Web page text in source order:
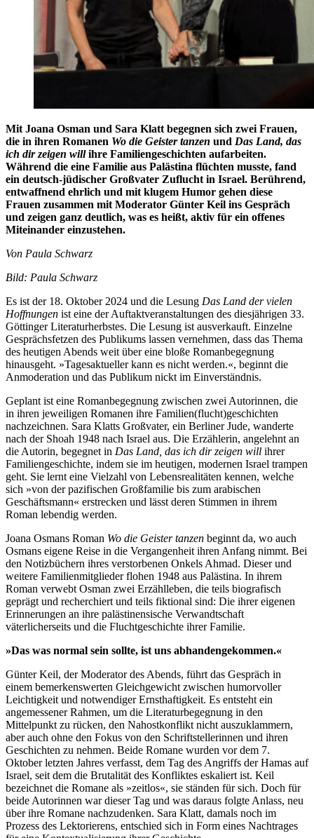
Mit Joana Osman und Sara Klatt begegnen sich zwei Frauen,
die in ihren Romanen Wo die Geister tanzen und Das Land, das
ich dir zeigen willihre Familiengeschichten aufarbeiten.
Während die eine Familie aus Palästina flüchten musste, fand
ein deutsch-jüdischer Großvater Zuflucht in Israel. Berührend,
entwaffnend ehrlich und mit klugem Humor gehen diese
Frauen zusammen mit Moderator Günter Keil ins Gespräch
und zeigen ganz deutlich, was es heißt, aktiv für ein offenes
Miteinander einzustehen.
Von Paula Schwarz
Bild: Paula Schwarz
Es ist der 18. Oktober 2024 und die Lesung Das Land der vielen
Hoffnungen ist eine der Auftaktveranstaltungen des diesjährigen 33.
Göttinger Literaturherbstes. Die Lesung ist ausverkauft. Einzelne
Gesprächsfetzen des Publikums lassen vernehmen, dass das Thema
des heutigen Abends weit über eine bloße Romanbegegnung
hinausgeht. »Tagesaktueller kann es nicht werden.«, beginnt die
Anmoderation und das Publikum nickt im Einverständnis.
Geplant ist eine Romanbegegnung zwischen zwei Autorinnen, die
in ihren jeweiligen Romanen ihre Familien(flucht)geschichten
nachzeichnen. Sara Klatts Großvater, ein Berliner Jude, wanderte
nach der Shoah 1948 nach Israel aus. Die Erzählerin, angelehnt an
die Autorin, begegnet in Das Land, das ich dir zeigen will ihrer
Familiengeschichte, indem sie im heutigen, modernen Israel trampen
geht. Sie lernt eine Vielzahl von Lebensrealitäten kennen, welche
sich »von der pazifischen Großfamilie bis zum arabischen
Geschäftsmann« erstrecken und lässt deren Stimmen in ihrem
Roman lebendig werden.
Joana Osmans Roman Wo die Geister tanzen beginnt da, wo auch
Osmans eigene Reise in die Vergangenheit ihren Anfang nimmt. Bei
den Notizbüchern ihres verstorbenen Onkels Ahmad. Dieser und
weitere Familienmitglieder flohen 1948 aus Palästina. In ihrem
Roman verwebt Osman zwei Erzählleben, die teils biografisch
geprägt und recherchiert und teils fiktional sind: Die ihrer eigenen
Erinnerungen an ihre palästinensische Verwandtschaft
väterlicherseits und die Fluchtgeschichte ihrer Familie.
»Das was normal sein sollte, ist uns abhandengekommen.«
Günter Keil, der Moderator des Abends, führt das Gespräch in
einem bemerkenswerten Gleichgewicht zwischen humorvoller
Leichtigkeit und notwendiger Ernsthaftigkeit. Es entsteht ein
angemessener Rahmen, um die Literaturbegegnung in den
Mittelpunkt zu rücken, den Nahostkonflikt nicht auszuklammern,
aber auch ohne den Fokus von den Schriftstellerinnen und ihren
Geschichten zu nehmen. Beide Romane wurden vor dem 7.
Oktober letzten Jahres verfasst, dem Tag des Angriffs der Hamas auf
Israel, seit dem die Brutalität des Konfliktes eskaliert ist. Keil
bezeichnet die Romane als »zeitlos«, sie ständen für sich. Doch für
beide Autorinnen war dieser Tag und was daraus folgte Anlass, neu
über ihre Romane nachzudenken. Sara Klatt, damals noch im
Prozess des Lektorierens, entschied sich in Form eines Nachtrages